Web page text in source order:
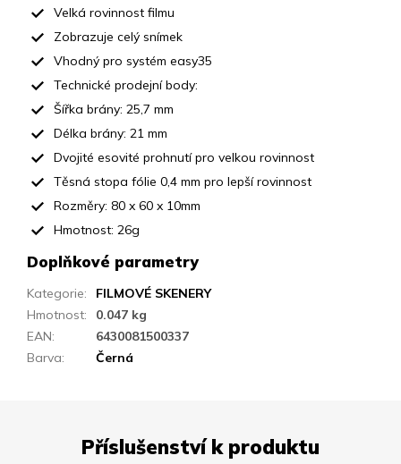
Příslušenství k produktu
Velká rovinnost filmu
Zobrazuje celý snímek
Vhodný pro systém easy35
Technické prodejní body:
Šířka brány: 25,7 mm
Délka brány: 21 mm
Dvojité esovité prohnutí pro velkou rovinnost
Těsná stopa fólie 0,4 mm pro lepší rovinnost
Rozměry: 80 x 60 x 10mm
Hmotnost: 26g
Doplňkové parametry
Kategorie:
FILMOVÉ SKENERY
Hmotnost:
0.047 kg
EAN:
6430081500337
Barva: Černá